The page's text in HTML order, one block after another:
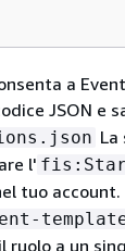
a
JSON e
La
l'
tuo
a un